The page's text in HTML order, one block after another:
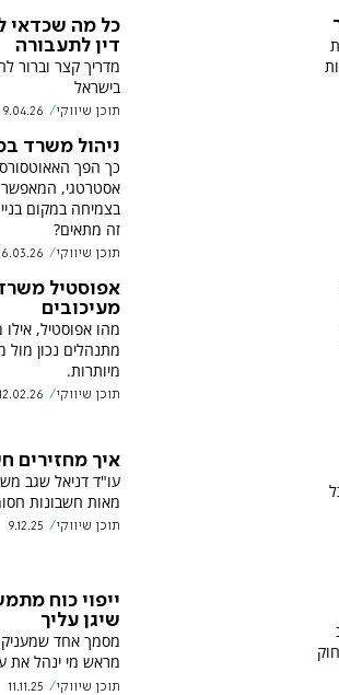
כל מה שכדאי
דין לתעבורה
מדריך קצר וברור
בישראל
תוכן שיווקי 9.04.26
ניהול משרד
כך הפך
אסטרטגי,
זה מתאים?
תוכן שיווקי
אפוסטיל
מעיכובים
מהו אפוסטיל,
מתנהלים נכון מול
מיותרות.
תוכן שיווקי 12.02.26
איך מחזירים
עו"ד דניאל שגב
מאות חשבונות
תוכן שיווקי 9.12.25
ייפוי כוח
שיגן עליך
מסמך אחד
מראש מי ינהל את
תוכן שיווקי 11.11.25